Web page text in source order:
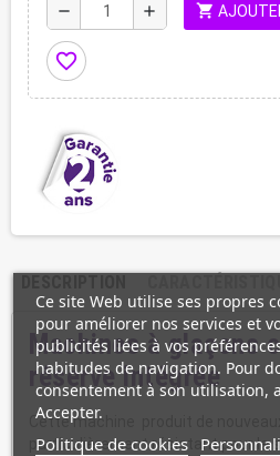
remove add shopping_cart
favorite_border
Machines à glaçons
réserve intégrée
Cette machine produit de
particulièrement résistant pour le
Ce site Web utilise ses propres
pour améliorer nos services et
publicités liées à vos
habitudes de navigation. Pour
consentement à son utilisation,
Accepter.
Politique de cookies